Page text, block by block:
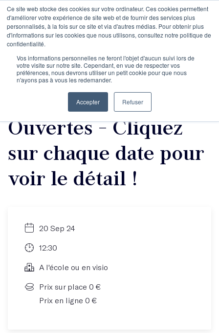
Ce site web stocke des cookies sur votre ordinateur. Ces cookies permettent
d'améliorer votre expérience de site web et de fournir des services plus
personnalisés, à la fois sur ce site et via d'autres médias. Pour obtenir plus
d'informations sur les cookies que nous utilisons, consultez notre politique de
confidentialité.
Vos informations personnelles ne feront l'objet d'aucun suivi lors de
votre visite sur notre site. Cependant, en vue de respecter vos
préférences, nous devrons utiliser un petit cookie pour que nous
n'ayons pas à vous les redemander.
Accepter Refuser
Rencontres
informatives
spéciales Portes
Ouvertes - Cliquez
sur chaque date pour
voir le détail !
20 Sep 24
12:30
A l'école ou en visio
Prix sur place 0 €
Prix en ligne 0 €